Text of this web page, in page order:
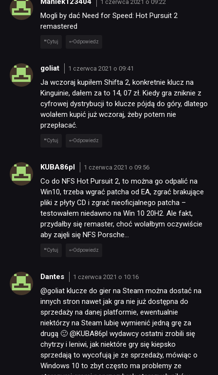
SKLEP
1 czerwca 2021 o 09:22
Mogli by dać Need for Speed: Hot Pursuit 2
remastered
Cytuj Odpowiedz
goliat 1 czerwca 2021 o 09:41
Ja wczoraj kupiłem Shifta 2, konkretnie klucz na
Kinguinie, dałem za to 14, 07 zł. Kiedy gra zniknie z
cyfrowej dystrybucji to klucze pójdą do góry, dlatego
wolałem kupić już wczoraj, żeby potem nie
przepłacać.
Cytuj Odpowiedz
KUBA86pl 1 czerwca 2021 o 09:56
Co do NFS Hot Pursuit 2, to można go odpalić na
Win10, trzeba wgrać patcha od EA, zgrać brakujące
pliki z płyty CD i zgrać nieoficjalnego patcha –
testowałem niedawno na Win 10 20H2. Ale fakt,
przydałby się remaster, choć wolałbym oczywiście
aby zajęli się NFS Porsche…
Cytuj Odpowiedz
Dantes 1 czerwca 2021 o 10:16
@goliat klucze do gier na Steam można dostać na
innych stron nawet jak gra nie już dostępna do
sprzedaży na danej platformie, ewentualnie
niektórzy na Steam lubię wymienić jedną grę za
drugą 🙂 @KUBA86pl wydawcy ostatni zrobili się
chytrzy i leniwi, jak niektóre gry się kiepsko
sprzedają to wycofują je ze sprzedaży, mówiąc o
Windows 10 to zbyt często ma problemy ze